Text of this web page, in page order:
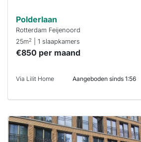
Polderlaan
Rotterdam Feijenoord
25m2 | 1 slaapkamers
€850 per maand
Via Lilit Home Aangeboden sinds 1:56
Deze woning
is